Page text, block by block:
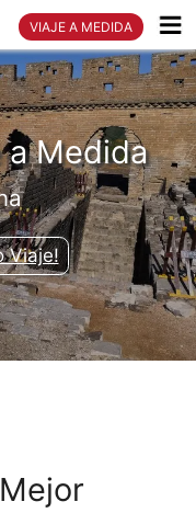
VIAJE A MEDIDA
Medida
Viaje!